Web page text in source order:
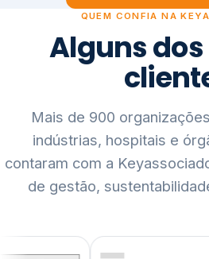
QUEM CONFIA NA
Alguns
Mais de 900
indústrias, hospitais e
contaram com a
de gestão,